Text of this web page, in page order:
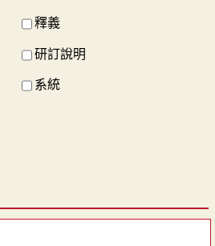
釋義
研訂說明
系統